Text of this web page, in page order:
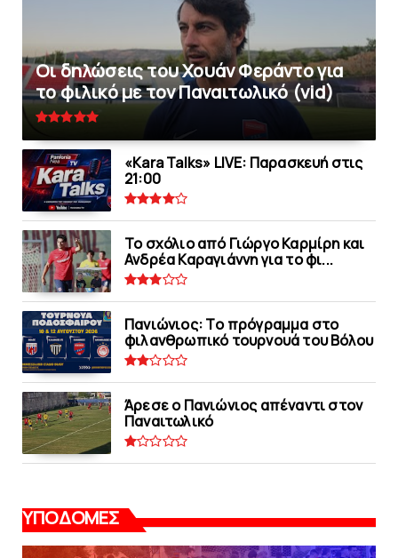
Οι δηλώσεις του Χουάν Φεράντο για
το φιλικό με τoν Παναιτωλικό (vid)
«Kara Talks» LIVE: Παρασκευή στις
21:00
Το σχόλιο από Γιώργο Καρμίρη και
Ανδρέα Καραγιάννη για το φι...
Πανιώνιoς: Tο πρόγραμμα στο
φιλανθρωπικό τουρνουά του Bόλου
Άρεσε ο Πανιώνιος απέναντι στoν
Παναιτωλικό
ΥΠΟΔΟΜΕΣ